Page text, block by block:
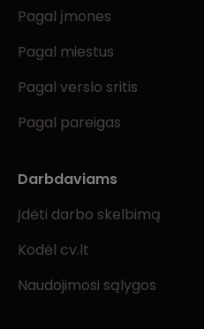
Pagal įmones
Pagal miestus
Pagal verslo sritis
Pagal pareigas
Darbdaviams
Įdėti darbo skelbimą
Kodėl cv.lt
Naudojimosi sąlygos